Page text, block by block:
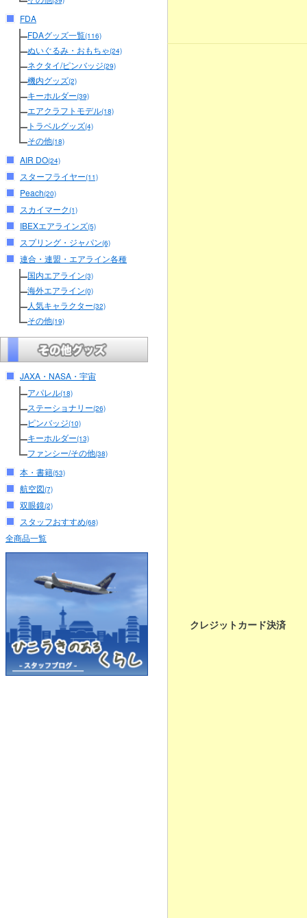
FDA
FDAグッズ一覧(116)
ぬいぐるみ・おもちゃ(24)
ネクタイ/ピンバッジ(29)
機内グッズ(2)
キーホルダー(39)
エアクラフトモデル(18)
トラベルグッズ(4)
その他(18)
AIR DO(24)
スターフライヤー(11)
Peach(20)
スカイマーク(1)
IBEXエアラインズ(5)
スプリング・ジャパン(6)
連合・連盟・エアライン各種
国内エアライン(3)
海外エアライン(0)
人気キャラクター(32)
その他(19)
JAXA・NASA・宇宙
アパレル(18)
ステーショナリー(26)
ピンバッジ(10)
キーホルダー(13)
ファンシー/その他(38)
本・書籍(53)
航空図(7)
双眼鏡(2)
スタッフおすすめ(68)
全商品一覧
クレジットカード決済